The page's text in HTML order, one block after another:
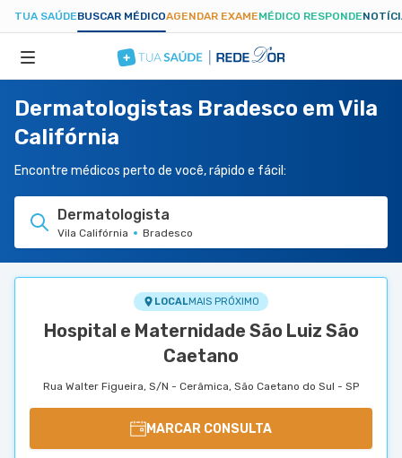
TUA SAÚDEBUSCAR MÉDICOAGENDAR EXAMEMÉDICO RESPONDE
ESPECIALIDADES
HOSPITAIS
TUASAUDE.COM
Dermatologistas Bradesco em Vila
Califórnia
Encontre médicos perto de você, rápido e fácil:
Dermatologista
Vila Califórnia Bradesco
LOCALMAIS PRÓXIMO
Hospital e Maternidade São Luiz São
Caetano
Rua Walter Figueira, S/N - Cerâmica, São Caetano do Sul - SP
MARCAR CONSULTA